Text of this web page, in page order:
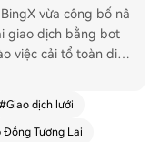
vừa công bố nâ
giao dịch bằng bot
việc cải tổ toàn diệ
vận hành và tính
với các cải tiến chí
#Giao dịch lưới
Đồng Tương Lai